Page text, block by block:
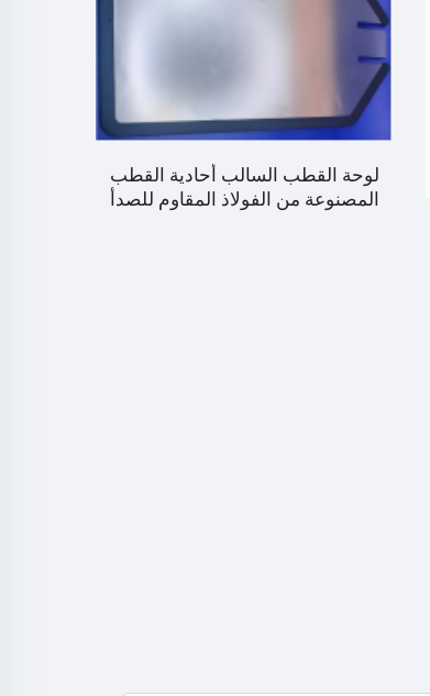
لوحة القطب السالب أحادية القطب
المصنوعة من الفولاذ المقاوم للصدأ